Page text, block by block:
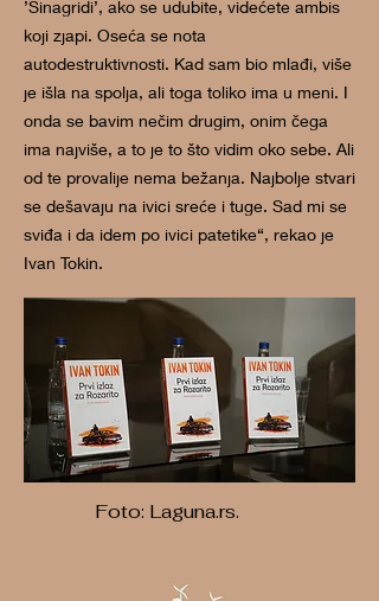
’Sinagridi’, ako se udubite, videćete ambis
koji zjapi. Oseća se nota
autodestruktivnosti. Kad sam bio mlađi, više
je išla na spolja, ali toga toliko ima u meni. I
onda se bavim nečim drugim, onim čega
ima najviše, a to je to što vidim oko sebe. Ali
od te provalije nema bežanja. Najbolje stvari
se dešavaju na ivici sreće i tuge. Sad mi se
sviđa i da idem po ivici patetike“, rekao je
Ivan Tokin.
Foto: Laguna.rs.